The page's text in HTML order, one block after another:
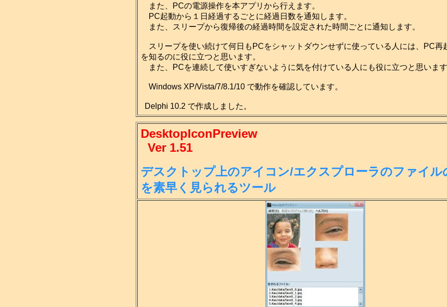
また、PCの電源操作を本アプリから行えます。
PC起動から１日経過するごとに経過日数を通知します。
また、スリープから復帰後の経過時間を設定された時間ごとに通知します。
スリープを使い続けて何日もPCをシャットダウンせずに使っている人には、PC再
を知るのに役に立つと思います。
また、PCを連続して使いすぎないように気を付けている人にも役に立つと思いま
Windows XP/Vista/7/8.1/10 で動作を確認しています。
Delphi 10.2 で作成しました。
DesktopIconPreview
Ver 1.51
デスクトップ上のアイコン/エクスプローラのファイル
を素早く見られるツール